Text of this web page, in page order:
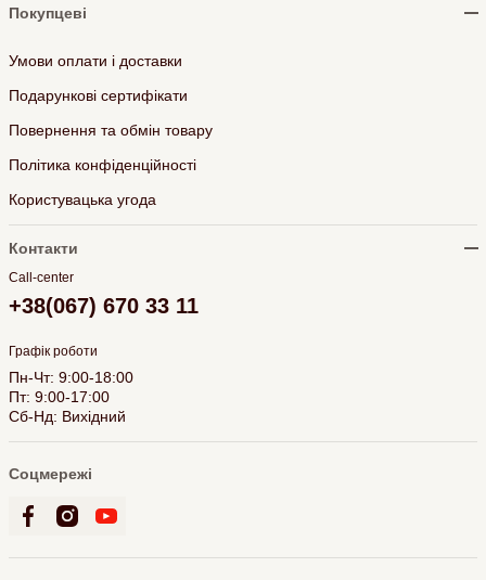
Покупцеві
Умови оплати і доставки
Подарункові сертифікати
Повернення та обмін товару
Політика конфіденційності
Користувацька угода
Контакти
Call-center
+38(067) 670 33 11
Графік роботи
Пн-Чт: 9:00-18:00
Пт: 9:00-17:00
Сб-Нд: Вихідний
Соцмережі